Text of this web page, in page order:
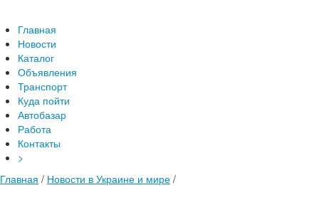
Главная
Новости
Каталог
Объявления
Транспорт
Куда пойти
Автобазар
Работа
Контакты
>
Главная / Новости в Украине и мире /